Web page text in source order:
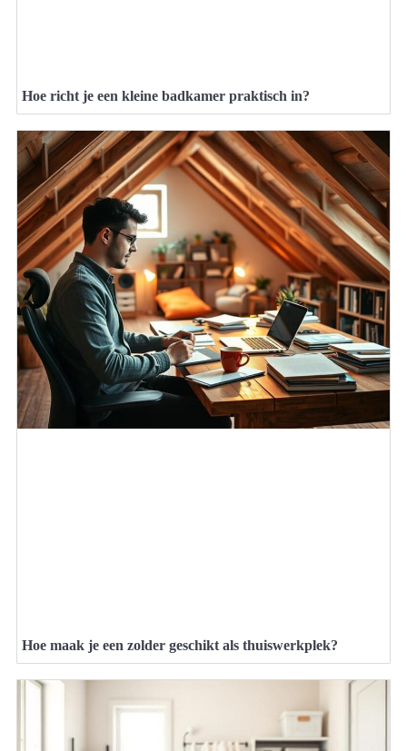
Hoe richt je een kleine badkamer praktisch in?
Hoe maak je een zolder geschikt als thuiswerkplek?